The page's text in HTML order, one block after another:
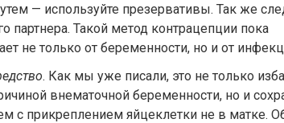
— используйте презервативы. Так же
партнера. Такой метод контрацепции пока
не только от беременности, но и от
. Как мы уже писали, это не только
внематочной беременности, но и
с прикреплением яйцеклетки не в матке.